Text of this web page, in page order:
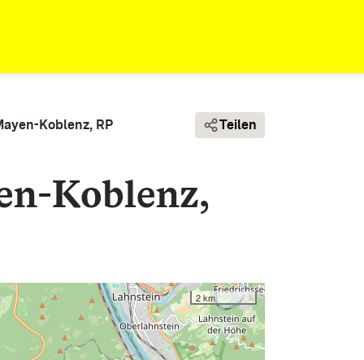
Koblenz, RP Teilen
Koblenz,
2 km